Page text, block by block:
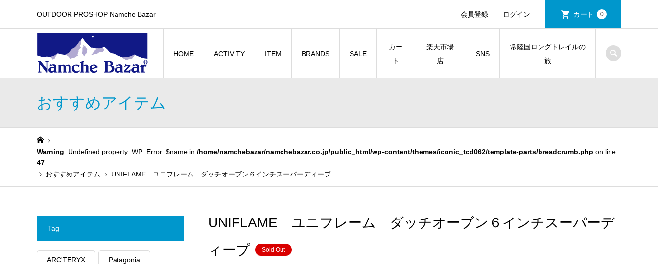
OUTDOOR PROSHOP Namche Bazar 会員登録 ログイン カート 0
HOME ACTIVITY ITEM BRANDS SALE
カー
ト
楽天市場
店
SNS
常陸国ロングトレイルの
旅
おすすめアイテム
Warning: Undefined property: WP_Error::$name in /home/namchebazar/namchebazar.co.jp/public_html/wp-content/themes/iconic_tcd062/template-parts/breadcrumb.php on line
47
おすすめアイテム
UNIFLAME ユニフレーム ダッチオーブン６インチスーパーディープ
UNIFLAME ユニフレーム ダッチオーブン６インチスーパーデ
ィープ
Sold Out
Tag
ARC'TERYX Patagonia